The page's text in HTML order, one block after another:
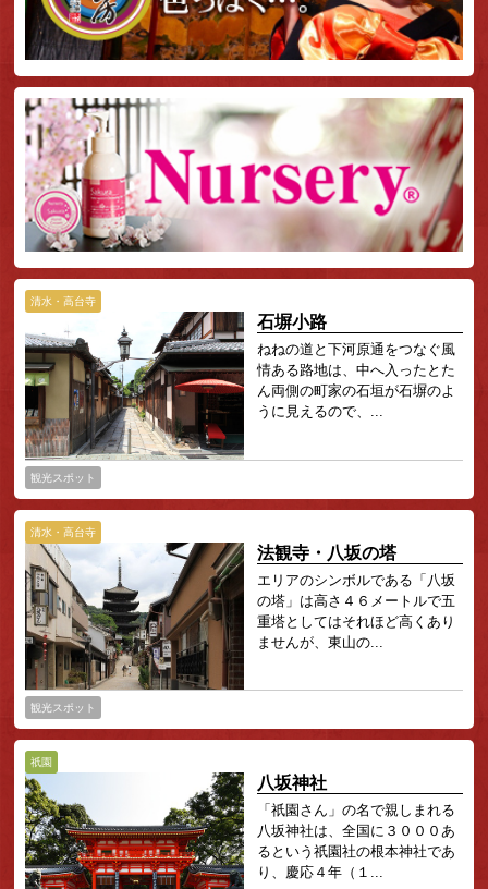
清水・高台寺
石塀小路
ねねの道と下河原通をつなぐ風
情ある路地は、中へ入ったとた
ん両側の町家の石垣が石塀のよ
うに見えるので、...
観光スポット
清水・高台寺
法観寺・八坂の塔
エリアのシンボルである「八坂
の塔」は高さ４６メートルで五
重塔としてはそれほど高くあり
ませんが、東山の...
観光スポット
祇園
八坂神社
「祇園さん」の名で親しまれる
八坂神社は、全国に３０００あ
るという祇園社の根本神社であ
り、慶応４年（１...